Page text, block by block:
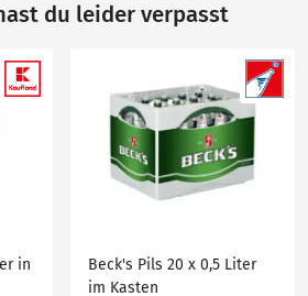
du leider verpasst
in
Beck's Pils 20 x 0,5 Liter
im Kasten